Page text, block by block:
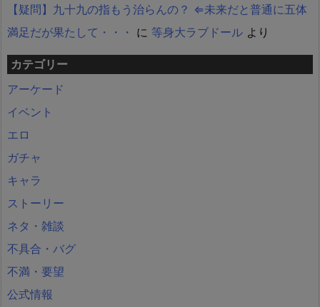
【疑問】九十九の指もう治らんの？ ⇐未来だと普通に五体
満足だが果たして・・・ に 等身大ラブドール より
カテゴリー
アーケード
イベント
エロ
ガチャ
キャラ
ストーリー
ネタ・雑談
不具合・バグ
不満・要望
公式情報